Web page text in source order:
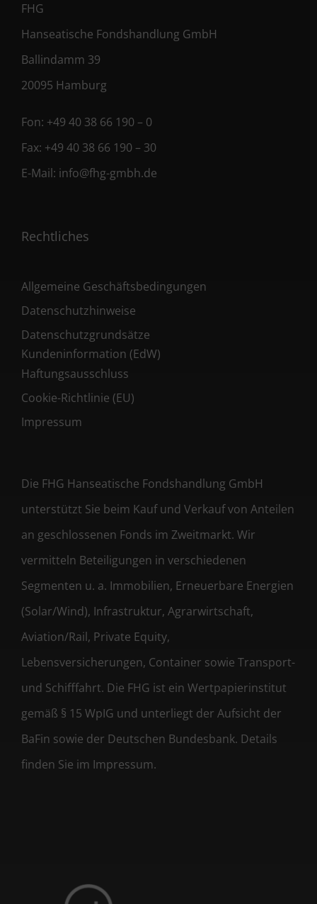
FHG
Hanseatische Fondshandlung GmbH
Ballindamm 39
20095 Hamburg
Fon: +49 40 38 66 190 – 0
Fax: +49 40 38 66 190 – 30
E-Mail: info@fhg-gmbh.de
Rechtliches
Allgemeine Geschäftsbedingungen
Datenschutzhinweise
Datenschutzgrundsätze
Kundeninformation (EdW)
Haftungsausschluss
Cookie-Richtlinie (EU)
Impressum
Die FHG Hanseatische Fondshandlung GmbH
unterstützt Sie beim Kauf und Verkauf von Anteilen
an geschlossenen Fonds im Zweitmarkt. Wir
vermitteln Beteiligungen in verschiedenen
Segmenten u. a. Immobilien, Erneuerbare Energien
(Solar/Wind), Infrastruktur, Agrarwirtschaft,
Aviation/Rail, Private Equity,
Lebensversicherungen, Container sowie Transport-
und Schifffahrt. Die FHG ist ein Wertpapierinstitut
gemäß § 15 WpIG und unterliegt der Aufsicht der
BaFin sowie der Deutschen Bundesbank. Details
finden Sie im Impressum.